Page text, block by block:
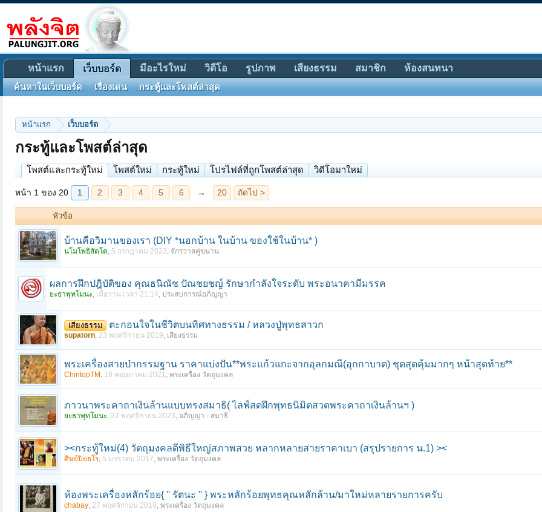
หน้าแรก เว็บบอร์ด
กระทู้และโพสต์ล่าสุด
โพสต์และกระทู้ใหม่ โพสต์ใหม่ กระทู้ใหม่ โปรไฟล์ที่ถูกโพสต์ล่าสุด วิดีโอมาใหม่
หัวข้อ
บ้านคือวิมานของเรา (DIY *นอกบ้าน ในบ้าน ของใช้ในบ้าน* )
นโมโพธิสัตโต, 5 กรกฎาคม 2023, จักรวาลคู่ขนาน
ผลการฝึกปฎิบัติของ คุณธนิณัช ปัณชยชญ์ รักษากำลังใจระดับ พระอนาคามีมรรค
ยะธาพุทโมนะ, เมื่อวาน เวลา 21:14, ประสบการณ์อภิญญา
เสียงธรรม ตะกอนใจในชีวิตบนทิศทางธรรม / หลวงปู่พุทธสาวก
supatorn, 23 พฤศจิกายน 2019, เสียงธรรม
พระเครื่องสายป่ากรรมฐาน ราคาแบ่งปัน**พระแก้วแกะจากอุลกมณี(อุกกาบาต) ชุดสุดคุ้มมากๆ หน้าสุดท้าย**
ChintopTM , 18 พฤษภาคม 2021, พระเครื่อง วัตถุมงคล
ภาวนาพระคาถาเงินล้านแบบทรงสมาธิ( ไลฟ์สดฝึกพุทธนิมิตสวดพระคาถาเงินล้านฯ )
ยะธาพุทโมนะ, 22 พฤศจิกายน 2023, อภิญญา - สมาธิ
><กระทู้ใหม่(4) วัตถุมงคลดีพิธีใหญ่สภาพสวย หลากหลายสายราคาเบา (สรุปรายการ น.1) ><
ศิษย์ปิยธโร, 5 มกราคม 2017, พระเครื่อง วัตถุมงคล
ห้องพระเครื่องหลักร้อย{ '' รัตนะ '' } พระหลักร้อยพุทธคุณหลักล้าน/มาใหม่หลายรายการครับ
chabay, 27 พฤศจิกายน 2019, พระเครื่อง วัตถุมงคล
หน้าแรก เว็บบอร์ด
ค้นหาในเว็บบอร์ด เรื่องเด่น กระทู้และโพสต์ล่าสุด
มีอะไรใหม่ วิดีโอ รูปภาพ เสียงธรรม สมาชิก ห้องสนทนา